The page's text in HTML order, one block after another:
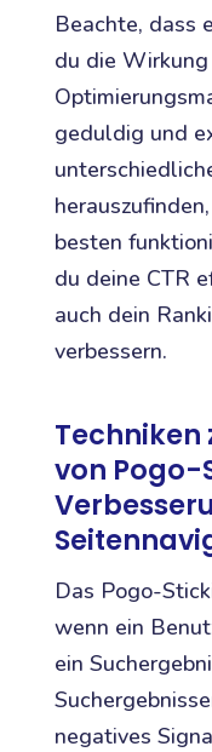
Beachte, dass
du die
geduldig und
besten
du deine CTR
auch dein
verbessern.
Techniken
von Pogo-
Das Pogo-
wenn ein
ein
negatives